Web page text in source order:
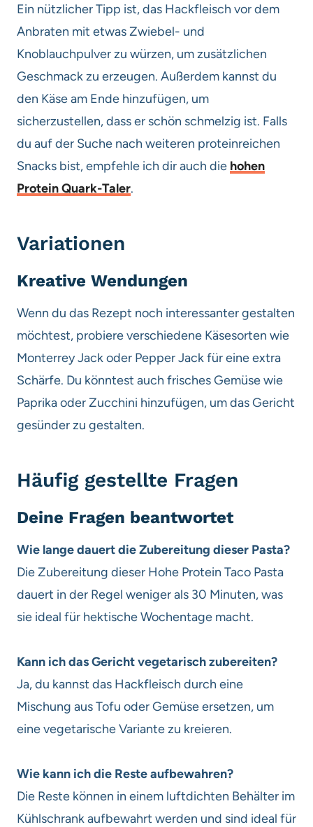
Ein nützlicher Tipp ist, das Hackfleisch vor dem
Anbraten mit etwas Zwiebel- und
Knoblauchpulver zu würzen, um zusätzlichen
Geschmack zu erzeugen. Außerdem kannst du
den Käse am Ende hinzufügen, um
sicherzustellen, dass er schön schmelzig ist. Falls
du auf der Suche nach weiteren proteinreichen
Snacks bist, empfehle ich dir auch die hohen
Protein Quark-Taler.
Variationen
Kreative Wendungen
Wenn du das Rezept noch interessanter gestalten
möchtest, probiere verschiedene Käsesorten wie
Monterrey Jack oder Pepper Jack für eine extra
Schärfe. Du könntest auch frisches Gemüse wie
Paprika oder Zucchini hinzufügen, um das Gericht
gesünder zu gestalten.
Häufig gestellte Fragen
Deine Fragen beantwortet
Wie lange dauert die Zubereitung dieser Pasta?
Die Zubereitung dieser Hohe Protein Taco Pasta
dauert in der Regel weniger als 30 Minuten, was
sie ideal für hektische Wochentage macht.
Kann ich das Gericht vegetarisch zubereiten?
Ja, du kannst das Hackfleisch durch eine
Mischung aus Tofu oder Gemüse ersetzen, um
eine vegetarische Variante zu kreieren.
Wie kann ich die Reste aufbewahren?
Die Reste können in einem luftdichten Behälter im
Kühlschrank aufbewahrt werden und sind ideal für